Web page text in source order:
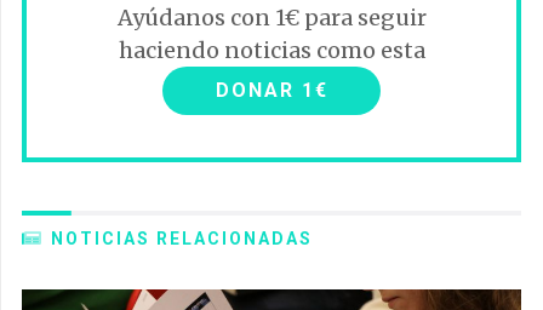
Ayúdanos con 1€ para seguir
haciendo noticias como esta
DONAR 1€
NOTICIAS RELACIONADAS